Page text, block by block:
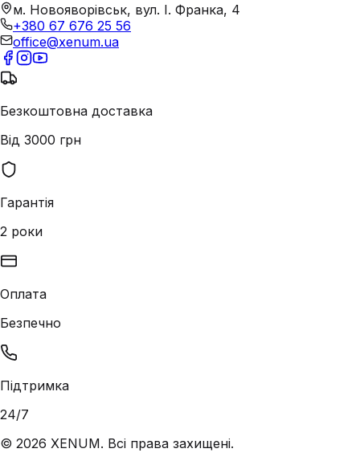
м. Новояворівськ, вул. І. Франка, 4
+380 67 676 25 56
office@xenum.ua
Безкоштовна доставка
Від 3000 грн
Гарантія
2 роки
Оплата
Безпечно
Підтримка
24/7
© 2026 XENUM. Всі права захищені.